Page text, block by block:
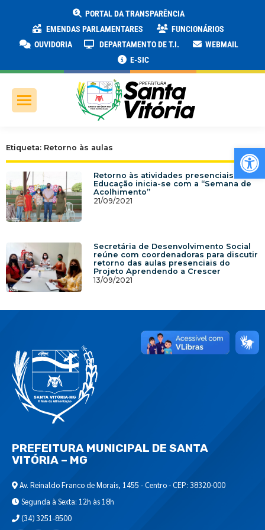
PORTAL DA TRANSPARÊNCIA
EMENDAS PARLAMENTARES
FUNCIONÁRIOS
OUVIDORIA
DEPARTAMENTO DE T.I.
WEBMAIL
E-SIC
Etiqueta: Retorno às aulas
Retorno às atividades presenciais na
Educação inicia-se com a “Semana de
Acolhimento”
21/09/2021
Secretária de Desenvolvimento Social
reúne com coordenadoras para discutir
retorno das aulas presenciais do
Projeto Aprendendo a Crescer
13/09/2021
PREFEITURA MUNICIPAL DE SANTA
VITÓRIA – MG
Av. Reinaldo Franco de Morais, 1455 - Centro - CEP: 38320-000
Segunda à Sexta: 12h às 18h
(34) 3251-8500